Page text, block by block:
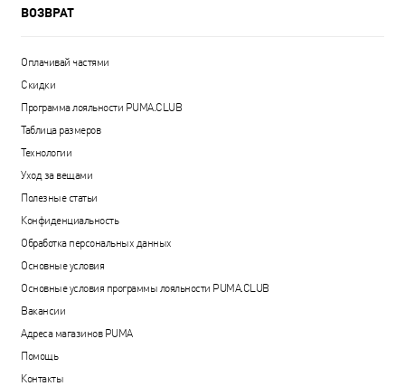
ВОЗВРАТ
Оплачивай частями
Скидки
Программа лояльности PUMA.CLUB
Таблица размеров
Технологии
Уход за вещами
Полезные статьи
Конфиденциальность
Обработка персональных данных
Основные условия
Основные условия программы лояльности PUMA.CLUB
Вакансии
Адреса магазинов PUMA
Помощь
Контакты